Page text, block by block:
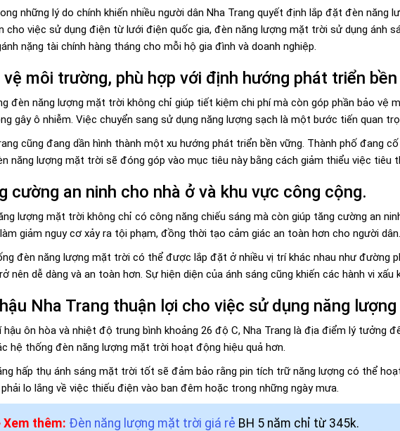
những lý do chính khiến nhiều người dân Nha Trang quyết định lắp đặt đèn năng
cho việc sử dụng điện từ lưới điện quốc gia, đèn năng lượng mặt trời sử dụng ánh
nặng tài chính hàng tháng cho mỗi hộ gia đình và doanh nghiệp.
vệ môi trường, phù hợp với định hướng phát triển
đèn năng lượng mặt trời không chỉ giúp tiết kiệm chi phí mà còn góp phần bảo vệ
gây ô nhiễm. Việc chuyển sang sử dụng năng lượng sạch là một bước tiến quan
cũng đang dần hình thành một xu hướng phát triển bền vững. Thành phố đang
năng lượng mặt trời sẽ đóng góp vào mục tiêu này bằng cách giảm thiểu việc tiêu
cường an ninh cho nhà ở và khu vực công cộng.
lượng mặt trời không chỉ có công năng chiếu sáng mà còn giúp tăng cường an
giảm nguy cơ xảy ra tội phạm, đồng thời tạo cảm giác an toàn hơn cho người dân.
đèn năng lượng mặt trời có thể được lắp đặt ở nhiều vị trí khác nhau như đường
nên dễ dàng và an toàn hơn. Sự hiện diện của ánh sáng cũng khiến các hành vi xấu
Nha Trang thuận lợi cho việc sử dụng năng
hậu ôn hòa và nhiệt độ trung bình khoảng 26 độ C, Nha Trang là địa điểm lý tưởng
hệ thống đèn năng lượng mặt trời hoạt động hiệu quả hơn.
hấp thụ ánh sáng mặt trời tốt sẽ đảm bảo rằng pin tích trữ năng lượng có thể
lo lắng về việc thiếu điện vào ban đêm hoặc trong những ngày mưa.
Xem thêm: Đèn năng lượng mặt trời giá rẻ BH 5 năm chỉ từ 345k.